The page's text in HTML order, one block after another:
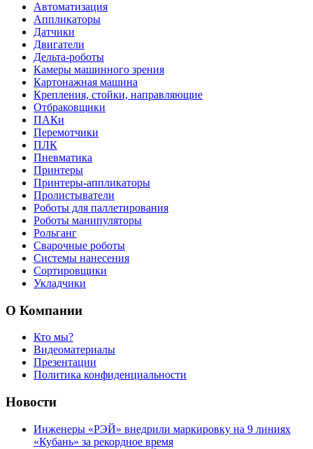
Автоматизация
Аппликаторы
Датчики
Двигатели
Дельта-роботы
Камеры машинного зрения
Картонажная машина
Крепления, стойки, направляющие
Отбраковщики
ПАКи
Перемотчики
ПЛК
Пневматика
Принтеры
Принтеры-аппликаторы
Пролистыватели
Роботы для паллетирования
Роботы манипуляторы
Рольганг
Сварочные роботы
Системы нанесения
Сортировщики
Укладчики
О Компании
Кто мы?
Видеоматериалы
Презентации
Политика конфиденциальности
Новости
Инженеры «РЭЙ» внедрили маркировку на 9 линиях
«Кубань» за рекордное время